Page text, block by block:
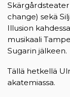
change) sekä
Illusion
musikaali
Sugarin jälkeen.
Tällä hetkellä
akatemiassa.